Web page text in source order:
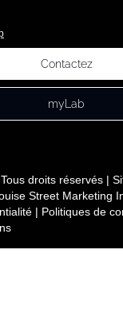
Contactez
myLab
droits réservés |
Street Marketing
| Politiques de